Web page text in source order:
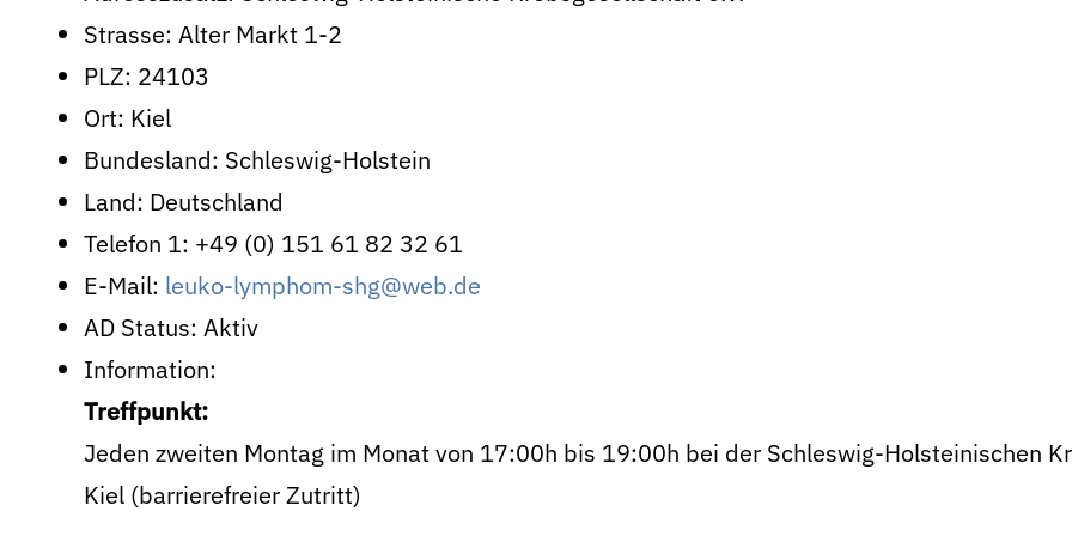
Strasse: Alter Markt 1-2
PLZ: 24103
Ort: Kiel
Bundesland: Schleswig-Holstein
Land: Deutschland
Telefon 1: +49 (0) 151 61 82 32 61
E-Mail: leuko-lymphom-shg@web.de
AD Status: Aktiv
Information:
Treffpunkt:
Jeden zweiten Montag im Monat von 17:00h bis 19:00h bei der Schleswig-Holsteinischen
Kiel (barrierefreier Zutritt)